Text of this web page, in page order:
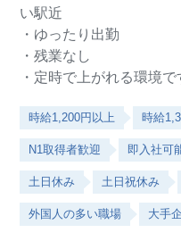
い駅近
・ゆったり出勤
・残業なし
・定時で上がれる環境で
時給1,200円以上 時給
N1取得者歓迎 即入社可
土日休み 土日祝休み
外国人の多い職場 大手